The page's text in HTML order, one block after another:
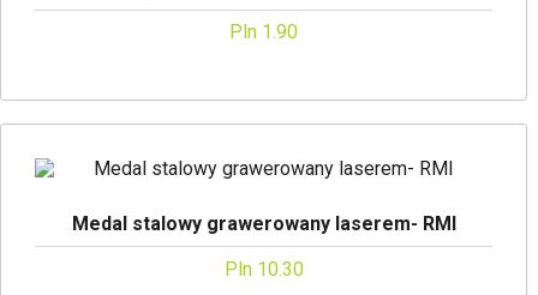
Pln 1.90
Medal stalowy grawerowany laserem- RMI
Pln 10.30